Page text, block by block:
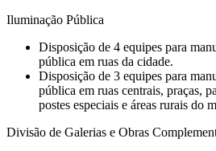
Iluminação Pública
Disposição de 4 equipes para
pública em ruas da cidade.
Disposição de 3 equipes para
pública em ruas centrais, praças,
postes especiais e áreas rurais do
Divisão de Galerias e Obras